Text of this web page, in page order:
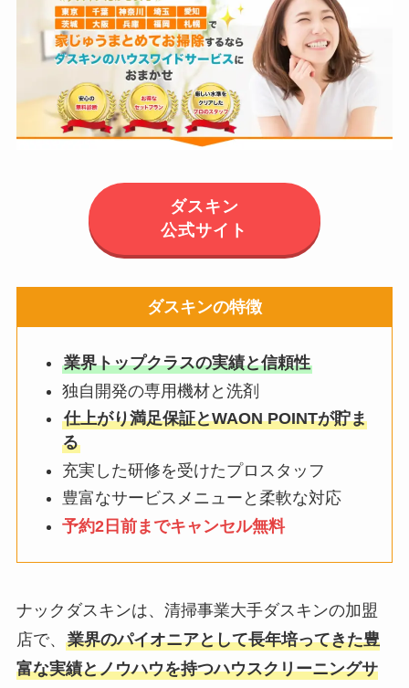
ダスキン
公式サイト
ダスキンの特徴
業界トップクラスの実績と信頼性
独自開発の専用機材と洗剤
仕上がり満足保証とWAON POINTが貯ま
る
充実した研修を受けたプロスタッフ
豊富なサービスメニューと柔軟な対応
予約2日前までキャンセル無料
ナックダスキンは、清掃事業大手ダスキンの加盟
店で、 業界のパイオニアとして長年培ってきた豊
富な実績とノウハウを持つハウスクリーニングサ